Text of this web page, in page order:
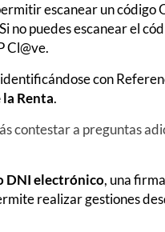
escanear un código
no puedes escanear el
Cl@ve.
con
Renta.
contestar a preguntas
DNI electrónico, una
realizar gestiones